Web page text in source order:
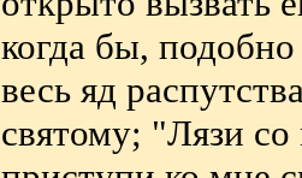
когда бы,
весь яд
святому; "Лязи